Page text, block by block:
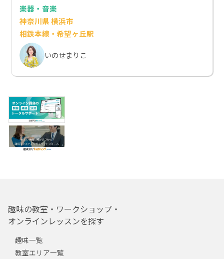
楽器・音楽
神奈川県 横浜市
相鉄本線・希望ヶ丘駅
いのせまりこ
趣味の教室・ワークショップ・
オンラインレッスンを探す
趣味一覧
教室エリア一覧